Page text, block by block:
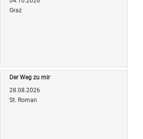
Graz
Der Weg zu mir
28.08.2026
St. Roman